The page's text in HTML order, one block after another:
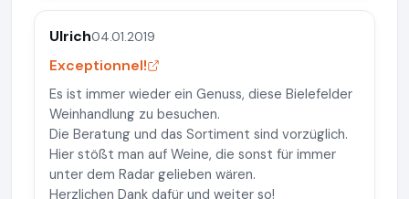
Ulrich04.01.2019
Exceptionnel!
Es ist immer wieder ein Genuss, diese Bielefelder
Weinhandlung zu besuchen.
Die Beratung und das Sortiment sind vorzüglich.
Hier stößt man auf Weine, die sonst für immer
unter dem Radar gelieben wären.
Herzlichen Dank dafür und weiter so!